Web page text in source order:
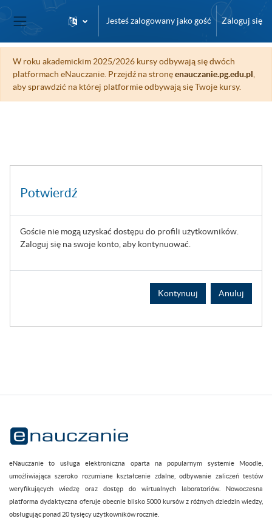
Przejdź do głównej zawartości
Panel boczny
Jesteś zalogowany jako gość Zaloguj się
W roku akademickim 2025/2026 kursy odbywają się dwóch
platformach eNauczanie. Przejdź na stronęenauczanie.pg.edu.pl
aby sprawdzić na której platformie odbywają się Twoje kursy.
Potwierdź
Goście nie mogą uzyskać dostępu do profili użytkowników.
Zaloguj się na swoje konto, aby kontynuować.
Kontynuuj Anuluj
eNauczanie to usługa elektroniczna oparta na popularnym systemie Moodle,
umożliwiająca szeroko rozumiane kształcenie zdalne, odbywanie zaliczeń testów
weryfikujących wiedzę oraz dostęp do wirtualnych laboratoriów. Nowoczesna
platforma dydaktyczna oferuje obecnie blisko 5000 kursów z różnych dziedzin wiedzy,
obsługując ponad 20 tysięcy użytkowników rocznie.